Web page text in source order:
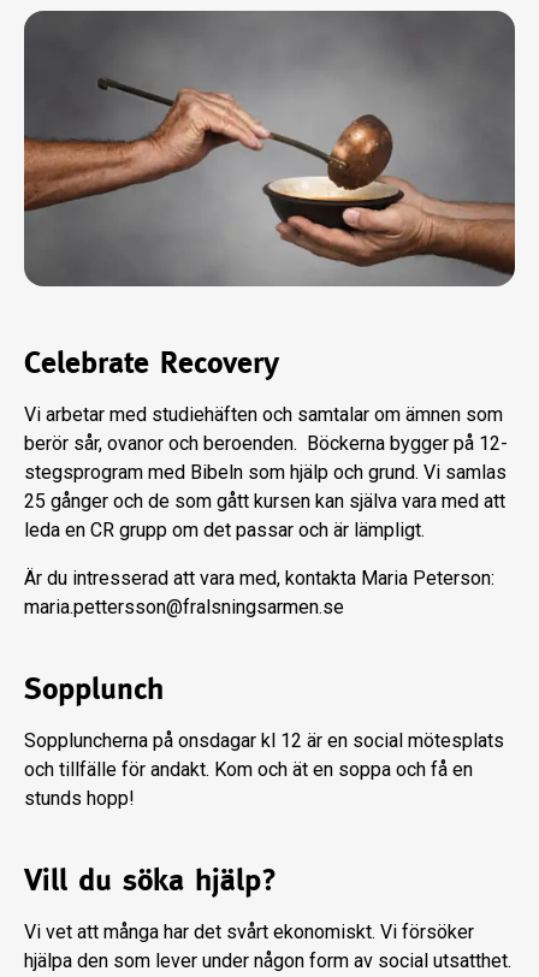
Celebrate Recovery
Vi arbetar med studiehäften och samtalar om ämnen som
berör sår, ovanor och beroenden. Böckerna bygger på 12-
stegsprogram med Bibeln som hjälp och grund. Vi samlas
25 gånger och de som gått kursen kan själva vara med att
leda en CR grupp om det passar och är lämpligt.
Är du intresserad att vara med, kontakta Maria Peterson:
maria.pettersson@fralsningsarmen.se
Sopplunch
Soppluncherna på onsdagar kl 12 är en social mötesplats
och tillfälle för andakt. Kom och ät en soppa och få en
stunds hopp!
Vill du söka hjälp?
Vi vet att många har det svårt ekonomiskt. Vi försöker
hjälpa den som lever under någon form av social utsatthet.